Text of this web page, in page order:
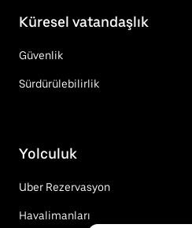
Küresel vatandaşlık
Güvenlik
Sürdürülebilirlik
Yolculuk
Uber Rezervasyon
Havalimanları